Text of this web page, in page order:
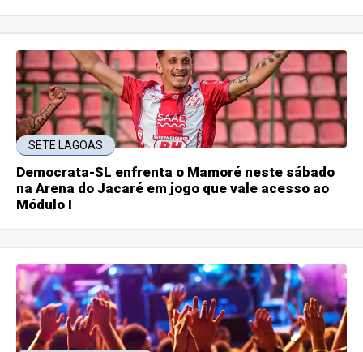
SETE LAGOAS
Democrata-SL enfrenta o Mamoré neste sábado
na Arena do Jacaré em jogo que vale acesso ao
Módulo I